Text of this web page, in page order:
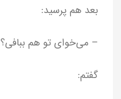
بعد هم پرسید:
– می‌خوای تو هم ببافی؟
گفتم: